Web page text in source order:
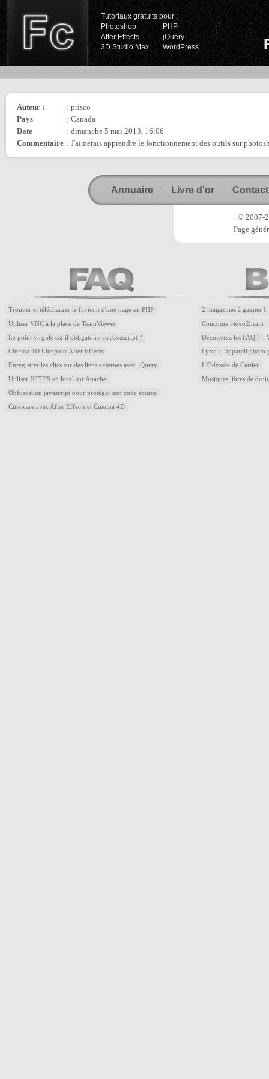
Tutoriaux gratuits pour :
Photoshop
PHP
After Effects
jQuery
3D Studio Max
WordPress
Auteur : : prisco
Pays
: Canada
Date
: dimanche 5 mai 2013, 16:06
Commentaire : J'aimerais apprendre le fonctionnement des outils sur
Annuaire - Livre d'or - Contact
© 2007-
Page
Trouver et télécharger le favicon d'une page en PHP
Utiliser VNC à la place de TeamViewer
Le point virgule est-il obligatoire en Javascript ?
Cinema 4D Lite pour After Effects
Enregistrer les clics sur des liens externes avec jQuery
Utiliser HTTPS en local sur Apache
Obfuscation javascript pour protéger son code source
Cineware avec After Effects et Cinema 4D
2 magazines à gagner !
Concours video2brain
Découvrez les FAQ !
Lytro : l'appareil photo
L'Odyssée de Cartier
Musiques libres de